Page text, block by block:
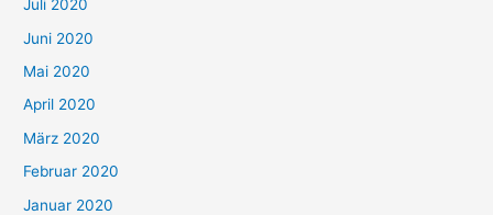
Juli 2020
Juni 2020
Mai 2020
April 2020
März 2020
Februar 2020
Januar 2020